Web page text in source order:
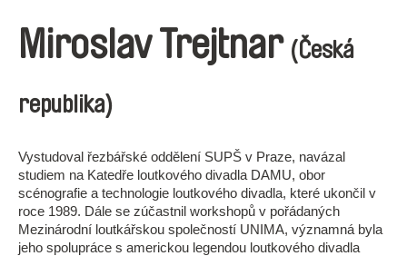
Miroslav Trejtnar (Česká
republika)
Vystudoval řezbářské oddělení SUPŠ v Praze, navázal
studiem na Katedře loutkového divadla DAMU, obor
scénografie a technologie loutkového divadla, které ukončil v
roce 1989. Dále se zúčastnil workshopů v pořádaných
Mezinárodní loutkářskou společností UNIMA, významná byla
jeho spolupráce s americkou legendou loutkového divadla